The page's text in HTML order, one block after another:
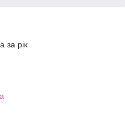
свою креативність
забезпечують легке
стемпінгу простим та
візерунки та
точністю, досягаючи
манікюру. Вони
з квітами, формами та
за рік